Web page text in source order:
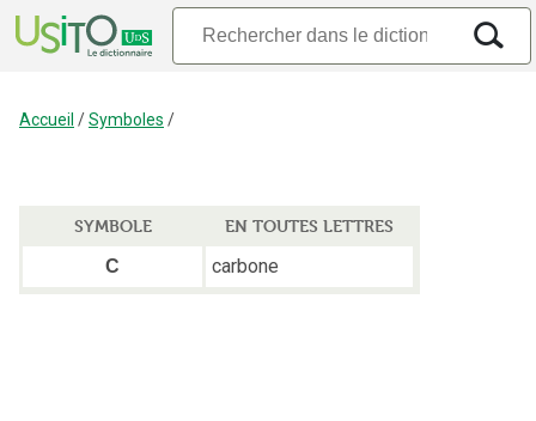
Accueil /Symboles /
SYMBOLE
EN TOUTES LETTRES
C
carbone